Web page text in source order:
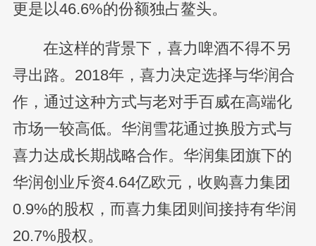
更是以46.6%的份额独占鳌头。
在这样的背景下，喜力啤酒不得不另
寻出路。2018年，喜力决定选择与华润合
作，通过这种方式与老对手百威在高端化
市场一较高低。华润雪花通过换股方式与
喜力达成长期战略合作。华润集团旗下的
华润创业斥资4.64亿欧元，收购喜力集团
0.9%的股权，而喜力集团则间接持有华润
20.7%股权。